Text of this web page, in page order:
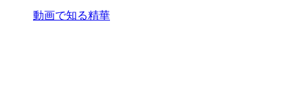
動画で知る精華